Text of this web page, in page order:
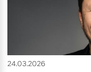
24.03.2026